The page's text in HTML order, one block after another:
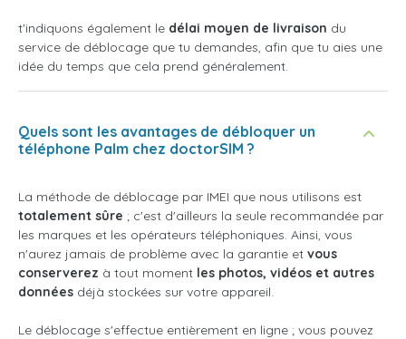
t'indiquons également le délai moyen de livraison du
service de déblocage que tu demandes, afin que tu aies une
idée du temps que cela prend généralement.
Quels sont les avantages de débloquer un
téléphone Palm chez doctorSIM ?
La méthode de déblocage par IMEI que nous utilisons est
totalement sûre ; c'est d'ailleurs la seule recommandée par
les marques et les opérateurs téléphoniques. Ainsi, vous
n'aurez jamais de problème avec la garantie et vous
conserverez à tout moment les photos, vidéos et autres
données déjà stockées sur votre appareil.
Le déblocage s'effectue entièrement en ligne ; vous pouvez